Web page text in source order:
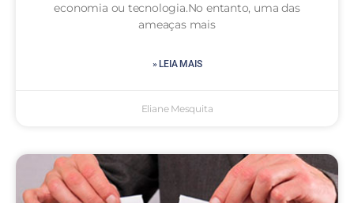
economia ou tecnologia.No entanto, uma das
ameaças mais
» LEIA MAIS
Eliane Mesquita